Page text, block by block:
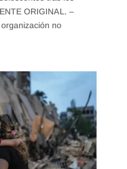
ORIGINAL. –
no